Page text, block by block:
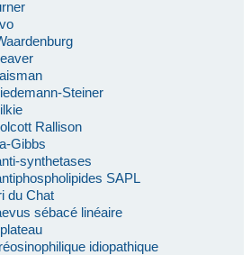
Steiner
Rallison
Gibbs
synthetases
SAPL
du Chat
sébacé linéaire
idiopathique